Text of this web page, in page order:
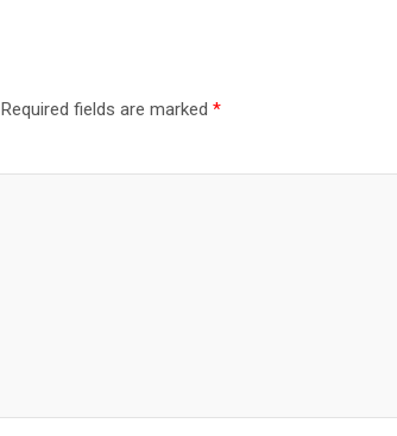
Required fields are marked *